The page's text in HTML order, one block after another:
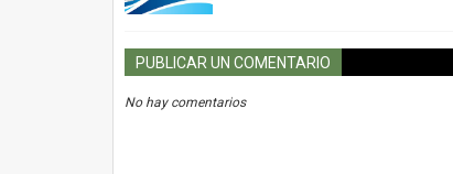
PUBLICAR UN COMENTARIO
No hay comentarios